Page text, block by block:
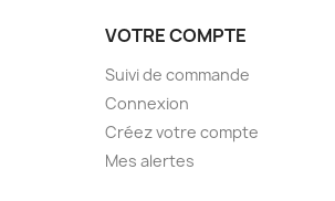
VOTRE COMPTE
Suivi de commande
Connexion
Créez votre compte
Mes alertes